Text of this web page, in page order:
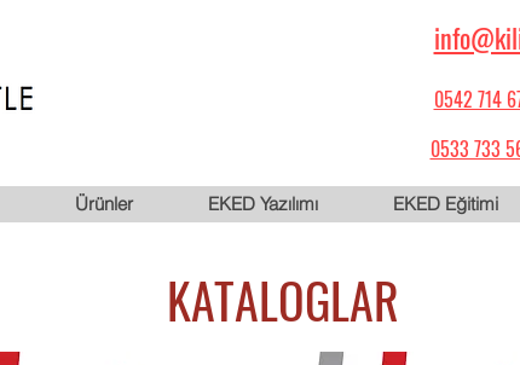
0542 714
0533 733
Ürünler EKED Yazılımı EKED Eğitimi
KATALOGLAR